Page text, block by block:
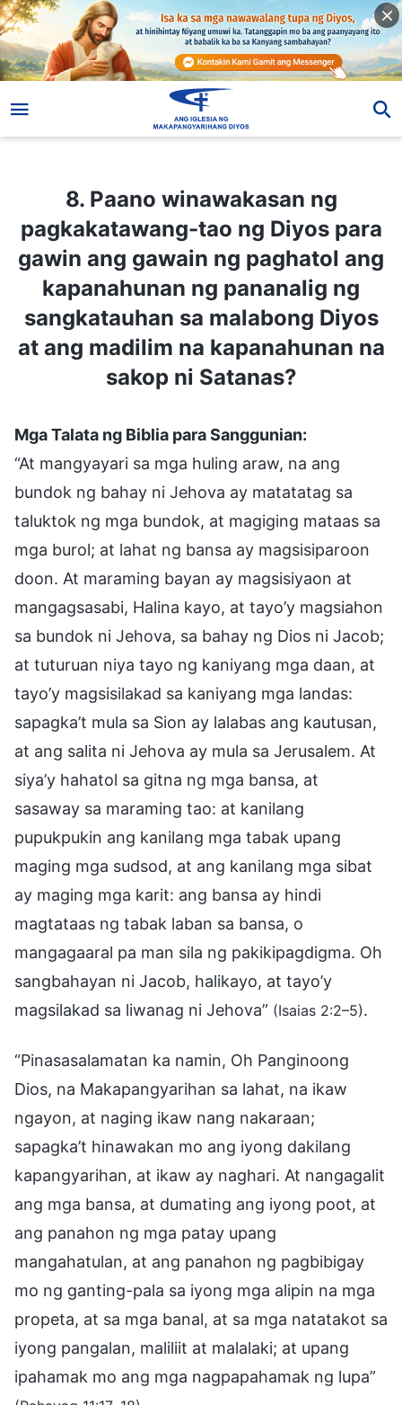
8. Paano winawakasan ng
pagkakatawang-tao ng Diyos para
gawin ang gawain ng paghatol ang
kapanahunan ng pananalig ng
sangkatauhan sa malabong Diyos
at ang madilim na kapanahunan na
sakop ni Satanas?
Mga Talata ng Biblia para Sanggunian:
“At mangyayari sa mga huling araw, na ang
bundok ng bahay ni Jehova ay matatatag sa
taluktok ng mga bundok, at magiging mataas sa
mga burol; at lahat ng bansa ay magsisiparoon
doon. At maraming bayan ay magsisiyaon at
mangagsasabi, Halina kayo, at tayo’y magsiahon
sa bundok ni Jehova, sa bahay ng Dios ni Jacob;
at tuturuan niya tayo ng kaniyang mga daan, at
tayo’y magsisilakad sa kaniyang mga landas:
sapagka’t mula sa Sion ay lalabas ang kautusan,
at ang salita ni Jehova ay mula sa Jerusalem. At
siya’y hahatol sa gitna ng mga bansa, at
sasaway sa maraming tao: at kanilang
pupukpukin ang kanilang mga tabak upang
maging mga sudsod, at ang kanilang mga sibat
ay maging mga karit: ang bansa ay hindi
magtataas ng tabak laban sa bansa, o
mangagaaral pa man sila ng pakikipagdigma. Oh
sangbahayan ni Jacob, halikayo, at tayo’y
magsilakad sa liwanag ni Jehova” (Isaias 2:2–5).
“Pinasasalamatan ka namin, Oh Panginoong
Dios, na Makapangyarihan sa lahat, na ikaw
ngayon, at naging ikaw nang nakaraan;
sapagka’t hinawakan mo ang iyong dakilang
kapangyarihan, at ikaw ay naghari. At nangagalit
ang mga bansa, at dumating ang iyong poot, at
ang panahon ng mga patay upang
mangahatulan, at ang panahon ng pagbibigay
mo ng ganting-pala sa iyong mga alipin na mga
propeta, at sa mga banal, at sa mga natatakot sa
iyong pangalan, maliliit at malalaki; at upang
ipahamak mo ang mga nagpapahamak ng lupa”